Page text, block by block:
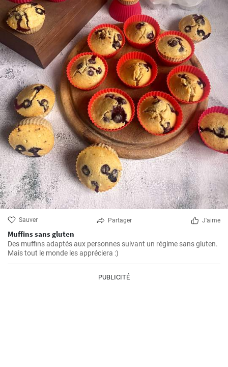
Sauver Partager J'aime
Muffins sans gluten
Des muffins adaptés aux personnes suivant un régime sans gluten.
Mais tout le monde les appréciera :)
PUBLICITÉ